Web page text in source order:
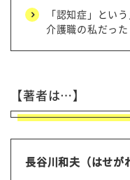
「認知症」とい
介護職の私だった
【著者は…】
長谷川和夫（はせが